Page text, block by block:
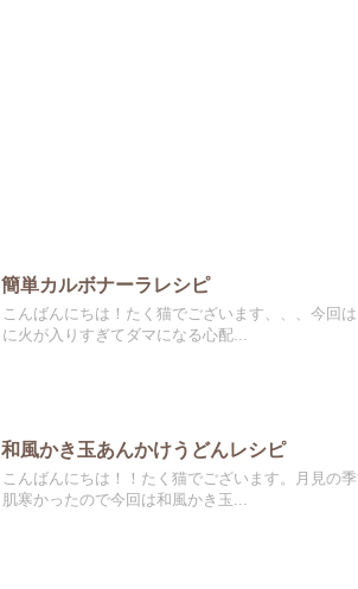
簡単カルボナーラレシピ
こんばんにちは！たく猫でございます、、、今回
に火が入りすぎてダマになる心配...
和風かき玉あんかけうどんレシピ
こんばんにちは！！たく猫でございます。月見の
肌寒かったので今回は和風かき玉...